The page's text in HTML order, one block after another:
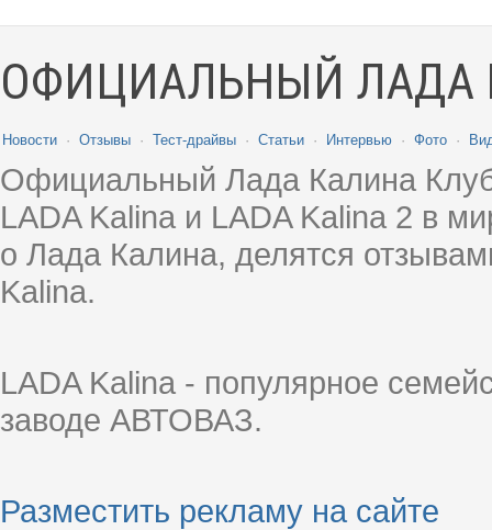
ОФИЦИАЛЬНЫЙ ЛАДА
Новости · Отзывы · Тест-драйвы · Статьи · Интервью · Фото ·
Официальный Лада Калина
LADA Kalina и LADA Kalina 2 в
о Лада Калина, делятся
Kalina.
LADA Kalina - популярное
заводе АВТОВАЗ.
Разместить рекламу на сайте